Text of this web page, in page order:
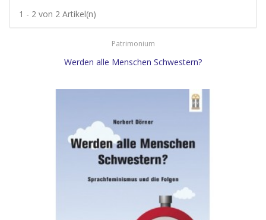
1 - 2 von 2 Artikel(n)
Patrimonium
Werden alle Menschen Schwestern?